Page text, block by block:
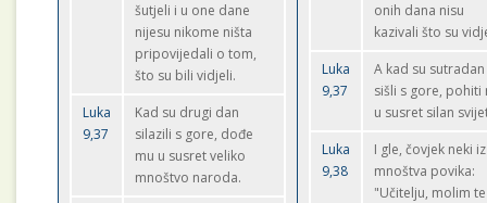
šutjeli i u one dane
nijesu nikome ništa
pripovijedali o tom,
što su bili vidjeli.
Luka
9,37
Kad su drugi dan
silazili s gore, dođe
mu u susret veliko
mnoštvo naroda.
onih dana nisu
kazivali što su
Luka
9,37
A kad su sutradan
sišli s gore, pohiti
u susret silan
Luka
9,38
I gle, čovjek neki iz
mnoštva povika:
"Učitelju, molim te